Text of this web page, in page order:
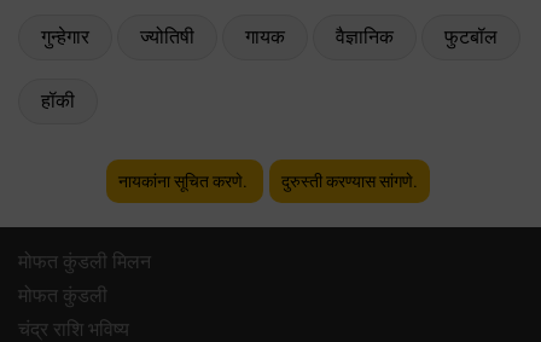
गुन्हेगार ज्योतिषी गायक वैज्ञानिक फुटबॉल
हॉकी
नायकांना सूचित करणे. दुरुस्ती करण्यास सांगणे.
मोफत कुंडली मिलन
मोफत कुंडली
चंद्र राशि भविष्य